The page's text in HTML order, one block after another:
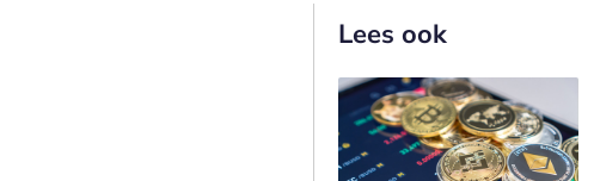
Lees ook